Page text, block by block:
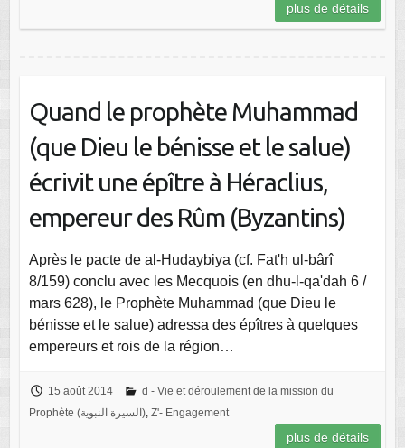
plus de détails
Quand le prophète Muhammad
(que Dieu le bénisse et le salue)
écrivit une épître à Héraclius,
empereur des Rûm (Byzantins)
Après le pacte de al-Hudaybiya (cf. Fat'h ul-bârî
8/159) conclu avec les Mecquois (en dhu-l-qa'dah 6 /
mars 628), le Prophète Muhammad (que Dieu le
bénisse et le salue) adressa des épîtres à quelques
empereurs et rois de la région…
15 août 2014
d - Vie et déroulement de la mission du
Prophète (السيرة النبوية), Z'- Engagement
plus de détails